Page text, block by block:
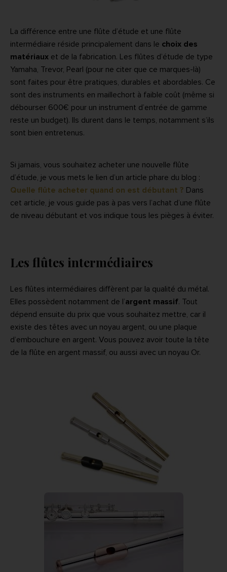
La différence entre une flûte d’étude et une flûte
intermédiaire réside principalement dans le choix des
matériaux et de la fabrication. Les flûtes d’étude de type
Yamaha, Trevor, Pearl (pour ne citer que ce marques-là)
sont faites pour être pratiques, durables et abordables. Ce
sont des instruments en maillechort à faible coût (même si
débourser 600€ pour un instrument d’entrée de gamme
reste un budget). Ils durent dans le temps, notamment s’ils
sont bien entretenus.
Si jamais, vous souhaitez acheter une nouvelle flûte
d’étude, je vous mets le lien d’un article phare du blog :
Quelle flûte acheter quand on est débutant ? Dans
cet article, je vous guide pas à pas vers l’achat d’une flûte
de niveau débutant et vos indique tous les pièges à éviter.
Les flûtes intermédiaires
Les flûtes intermédiaires diffèrent par la qualité du métal.
Elles possèdent notamment de l’argent massif. Tout
dépend ensuite du prix que vous souhaitez mettre, car il
existe des têtes avec un noyau argent, ou une plaque
d’embouchure en argent. Vous pouvez avoir toute la tête
de la flûte en argent massif, ou aussi avec un noyau Or.